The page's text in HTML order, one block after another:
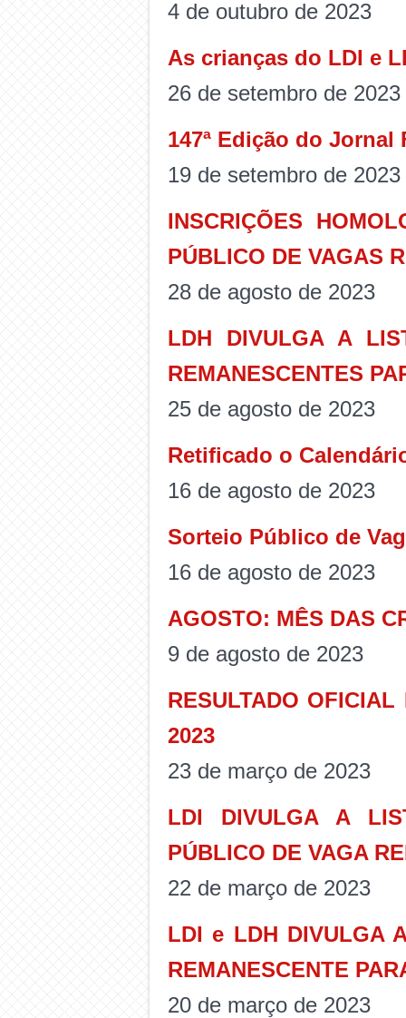
4 de outubro de 2023
As crianças do LDI e
26 de setembro de 2023
147ª Edição do Jornal
19 de setembro de 2023
INSCRIÇÕES
PÚBLICO DE VAGAS
28 de agosto de 2023
LDH DIVULGA A
REMANESCENTES
25 de agosto de 2023
Retificado o
16 de agosto de 2023
Sorteio Público de
16 de agosto de 2023
AGOSTO: MÊS DAS
9 de agosto de 2023
RESULTADO
2023
23 de março de 2023
LDI DIVULGA A
PÚBLICO DE VAGA
22 de março de 2023
LDI e LDH DIVULGA
REMANESCENTE
20 de março de 2023